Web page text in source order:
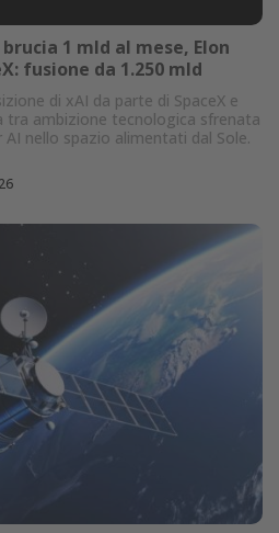
1 mld al mese, Elon
fusione da 1.250 mld
di xAI da parte di SpaceX e
tra ambizione tecnologica sfrenata
nello spazio alimentati dal Sole.